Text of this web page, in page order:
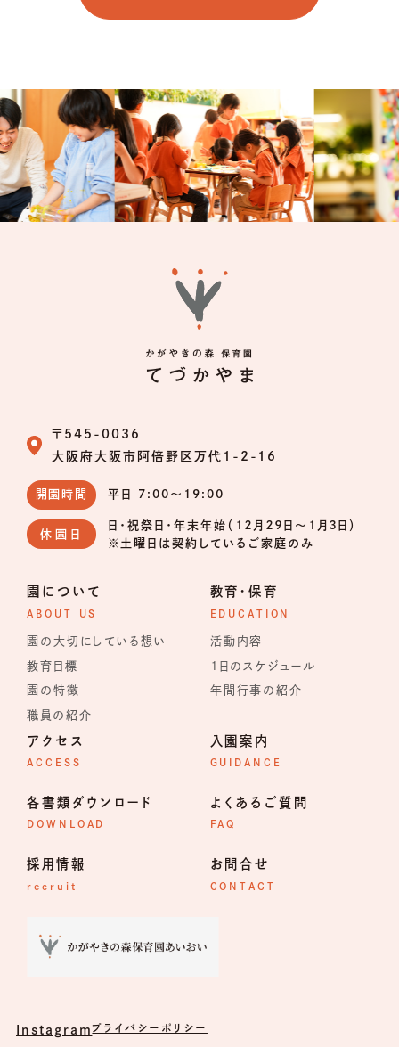
〒545-0036
大阪府大阪市阿倍野区万代1-2-16
開園時間 平日 7:00〜19:00
休園日
日・祝祭日・年末年始（１２月２９日～１月３日）
※土曜日は契約しているご家庭のみ
Instagramプライバシーポリシー
園について
ABOUT US
園の大切にしている想い
教育目標
園の特徴
職員の紹介
教育・保育
EDUCATION
活動内容
１日のスケジュール
年間行事の紹介
アクセス
ACCESS
各書類ダウンロード
DOWNLOAD
採用情報
recruit
入園案内
GUIDANCE
よくあるご質問
FAQ
お問合せ
CONTACT